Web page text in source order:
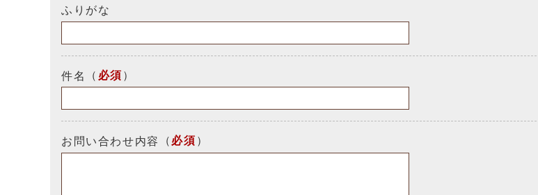
ふりがな
件名 （ 必須 ）
お問い合わせ内容 （ 必須 ）